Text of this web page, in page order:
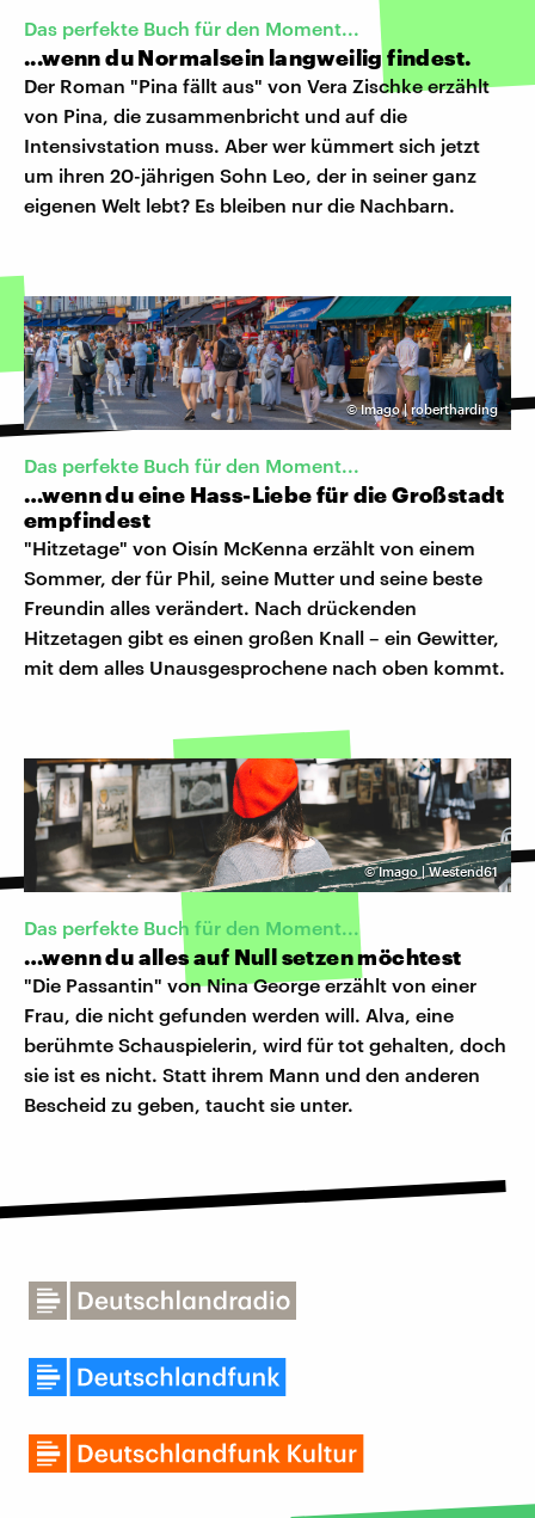
Das perfekte Buch für den Moment...
...wenn du Normalsein langweilig findest.
Der Roman "Pina fällt aus" von Vera Zischke erzählt
von Pina, die zusammenbricht und auf die
Intensivstation muss. Aber wer kümmert sich jetzt
um ihren 20-jährigen Sohn Leo, der in seiner ganz
eigenen Welt lebt? Es bleiben nur die Nachbarn.
©Imago | robertharding
Das perfekte Buch für den Moment...
…wenn du eine Hass-Liebe für die Großstadt
empfindest
"Hitzetage" von Oisín McKenna erzählt von einem
Sommer, der für Phil, seine Mutter und seine beste
Freundin alles verändert. Nach drückenden
Hitzetagen gibt es einen großen Knall – ein Gewitter,
mit dem alles Unausgesprochene nach oben kommt.
©Imago | Westend61
Das perfekte Buch für den Moment...
…wenn du alles auf Null setzen möchtest
"Die Passantin" von Nina George erzählt von einer
Frau, die nicht gefunden werden will. Alva, eine
berühmte Schauspielerin, wird für tot gehalten, doch
sie ist es nicht. Statt ihrem Mann und den anderen
Bescheid zu geben, taucht sie unter.